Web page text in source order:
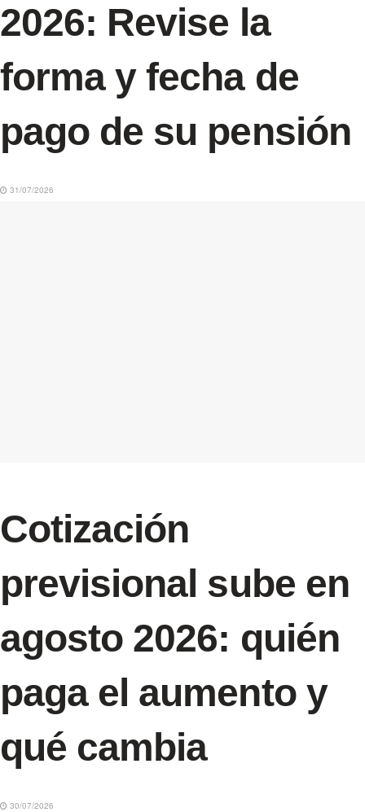
2026: Revise la
forma y fecha de
pago de su pensión
31/07/2026
Cotización
previsional sube en
agosto 2026: quién
paga el aumento y
qué cambia
30/07/2026